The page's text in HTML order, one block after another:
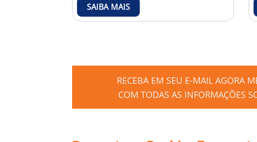
SAIBA MAIS
RECEBA EM SEU E-MAIL AGORA
COM TODAS AS INFORMAÇÕES